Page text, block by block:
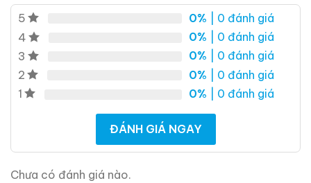
5 0% | 0 đánh giá
4
0% | 0 đánh giá
3
0% | 0 đánh giá
2
0% | 0 đánh giá
1
0% | 0 đánh giá
ĐÁNH GIÁ NGAY
Chưa có đánh giá nào.